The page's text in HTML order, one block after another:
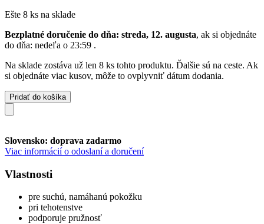
Ešte 8 ks na sklade
Bezplatné doručenie do dňa: streda, 12. augusta, ak si objednáte
do dňa: nedeľa o 23:59 .
Na sklade zostáva už len 8 ks tohto produktu. Ďalšie sú na ceste. Ak
si objednáte viac kusov, môže to ovplyvniť dátum dodania.
Pridať do košíka
Slovensko: doprava zadarmo
Viac informácií o odoslaní a doručení
Vlastnosti
pre suchú, namáhanú pokožku
pri tehotenstve
podporuje pružnosť